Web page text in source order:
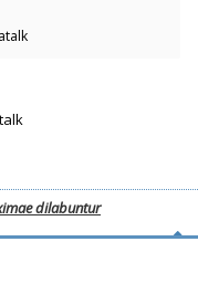
dilabuntur